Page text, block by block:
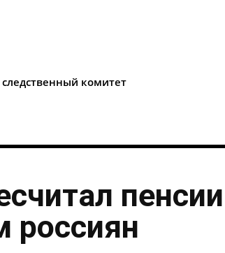
следственный комитет
пенсии
россиян